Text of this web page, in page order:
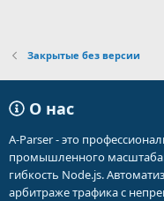
Закрытые без версии
О нас
A-Parser - это
промышленного масштаба:
гибкость Node.js.
арбитраже трафика с